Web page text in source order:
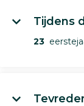
Tijdens
23